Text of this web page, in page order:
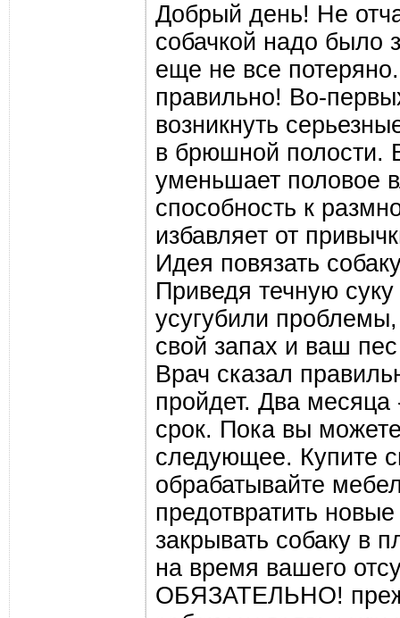
Добрый день! Не
собачкой надо было
еще не все
правильно! Во-
возникнуть
в брюшной полости.
уменьшает половое
способность к
избавляет от
Идея повязать
Приведя течную
усугубили проблемы,
свой запах и ваш
Врач сказал
пройдет. Два
срок. Пока вы
следующее. Купите
обрабатывайте
предотвратить
закрывать собаку в
на время вашего
ОБЯЗАТЕЛЬНО!